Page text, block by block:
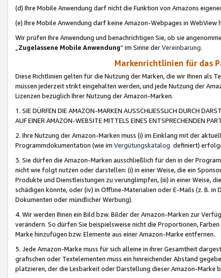
(d) Ihre Mobile Anwendung darf nicht die Funktion von Amazons
(e) Ihre Mobile Anwendung darf keine Amazon-Webpages in WebView
Wir prüfen Ihre Anwendung und benachrichtigen Sie, ob sie
„Zugelassene Mobile Anwendung“ im Sinne derVereinbarung.
Markenrichtlinien für das
Diese Richtlinien gelten für die Nutzung der Marken, die wir Ihnen als
müssen jederzeit strikt eingehalten werden, und jede Nutzung der
Lizenzen bezüglich Ihrer Nutzung der Amazon-Marken.
1. SIE DÜRFEN DIE AMAZON-MARKEN AUSSCHLIESSLICH DURCH
AUF EINER AMAZON-WEBSITE MITTELS EINES ENTSPRECHENDEN
2. Ihre Nutzung der Amazon-Marken muss (i) im Einklang mit der
Programmdokumentation (wie im Vergütungskatalog definiert)
3. Sie dürfen die Amazon-Marken ausschließlich für den in der
nicht wie folgt nutzen oder darstellen: (i) in einer Weise, die ein
Produkte und Dienstleistungen zu verunglimpfen, (iii) in einer Weise,
schädigen könnte, oder (iv) in Offline-Materialien oder E-Mails (z. B. in
Dokumenten oder mündlicher Werbung).
4. Wir werden Ihnen ein Bild bzw. Bilder der Amazon-Marken zur
verändern. So dürfen Sie beispielsweise nicht die Proportionen,
Marke hinzufügen bzw. Elemente aus einer Amazon-Marke entfernen.
5. Jede Amazon-Marke muss für sich alleine in ihrer Gesamtheit
grafischen oder Textelementen muss ein hinreichender Abstand
platzieren, der die Lesbarkeit oder Darstellung dieser Amazon-Marke